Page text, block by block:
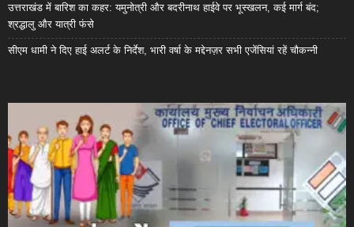
उत्तराखंड में बारिश का कहर: यमुनोत्री और बदरीनाथ हाईवे पर भूस्खलन, कई मार्ग बंद;
श्रद्धालु और यात्री फंसे
सीएम धामी ने दिए हाई अलर्ट के निर्देश, भारी वर्षा के मद्देनज़र सभी एजेंसियां रहें चौकन्नी